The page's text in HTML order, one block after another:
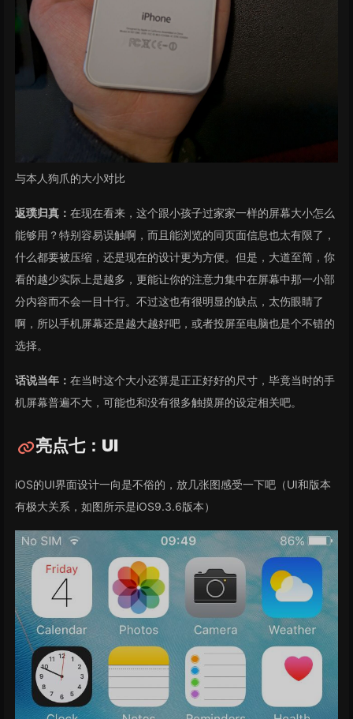
与本人狗爪的大小对比
返璞归真： 在现在看来，这个跟小孩子过家家一样的屏幕大小怎么
能够用？特别容易误触啊，而且能浏览的同页面信息也太有限了，
什么都要被压缩，还是现在的设计更为方便。但是，大道至简，你
看的越少实际上是越多，更能让你的注意力集中在屏幕中那一小部
分内容而不会一目十行。不过这也有很明显的缺点，太伤眼睛了
啊，所以手机屏幕还是越大越好吧，或者投屏至电脑也是个不错的
选择。
话说当年： 在当时这个大小还算是正正好好的尺寸，毕竟当时的手
机屏幕普遍不大，可能也和没有很多触摸屏的设定相关吧。
亮点七：UI
iOS的UI界面设计一向是不俗的，放几张图感受一下吧（UI和版本
有极大关系，如图所示是iOS9.3.6版本）